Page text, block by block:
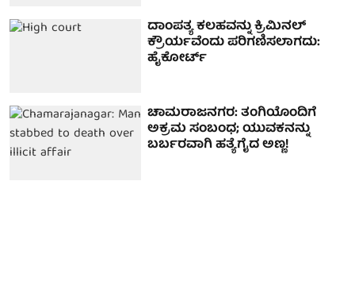
ದಾಂಪತ್ಯ ಕಲಹವನ್ನು ಕ್ರಿಮಿನಲ್
ಕ್ರೌರ್ಯವೆಂದು ಪರಿಗಣಿಸಲಾಗದು:
ಹೈಕೋರ್ಟ್
ಚಾಮರಾಜನಗರ: ತಂಗಿಯೊಂದಿಗೆ
ಅಕ್ರಮ ಸಂಬಂಧ; ಯುವಕನನ್ನು
ಬರ್ಬರವಾಗಿ ಹತ್ಯೆಗೈದ ಅಣ್ಣ!